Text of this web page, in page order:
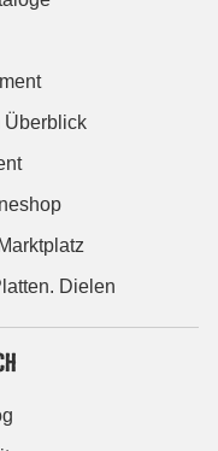
Überblick
Dielen